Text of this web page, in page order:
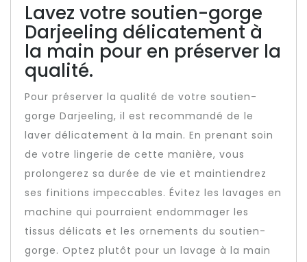
Lavez votre soutien-gorge
Darjeeling délicatement à
la main pour en préserver la
qualité.
Pour préserver la qualité de votre soutien-
gorge Darjeeling, il est recommandé de le
laver délicatement à la main. En prenant soin
de votre lingerie de cette manière, vous
prolongerez sa durée de vie et maintiendrez
ses finitions impeccables. Évitez les lavages en
machine qui pourraient endommager les
tissus délicats et les ornements du soutien-
gorge. Optez plutôt pour un lavage à la main